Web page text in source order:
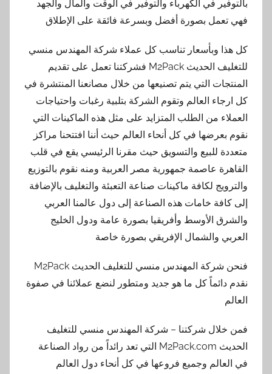
بالتوفير في الكهرباء والتوفير في الوقت والمال والجهد
فهي تعمل بصورة أفضل وبسرعة فائقة على الإطلاق
كل هذا وبأسعار تناسب كل عملاء شركة المهندس منسي
للتغليف الحديث M2Pack فشركتنا تعمل على تقديم
المنتجات التي يتم تصنيعها من خلال مصانعنا المنتشرة في
كل ارجاء العالم وتقوم الشركة بتلبية رغبات واحتياجات
العملاء من الطلب المتزايد على مثل هذه الماكينات التي
نقوم بعرضها في كل أنحاء العالم حيث أننا افتتحنا مراكز
متعددة للبيع والتسويق حيث مقرنا الرئيسي يقع في قلب
القاهرة عاصمة جمهورية مصر العربية ومنه نقوم بالتوزيع
والترويج لكافة ماكينات صناعة التعبئة والتغليف بالإضافة
إلى كافة خامات هذه الصناعة إلى دول عالمنا العربي
والشرق الأوسط وأفريقيا بصورة عامة ودول الخليج
العربي والشمال الإفريقي بصورة خاصة
فنحن شركة المهندس منسي للتغليف الحديث M2Pack
نقدم دائماً كل ما هو جديد ومتطور لنضع عملائنا في صفوة
العالم
فمن خلال شركتنا – شركة المهندس منسي للتغليف
الحديث M2Pack.com التي تعد رائداً من رواد الصناعة
في العالم وجميع فروعها في كل أنحاء دول العالم